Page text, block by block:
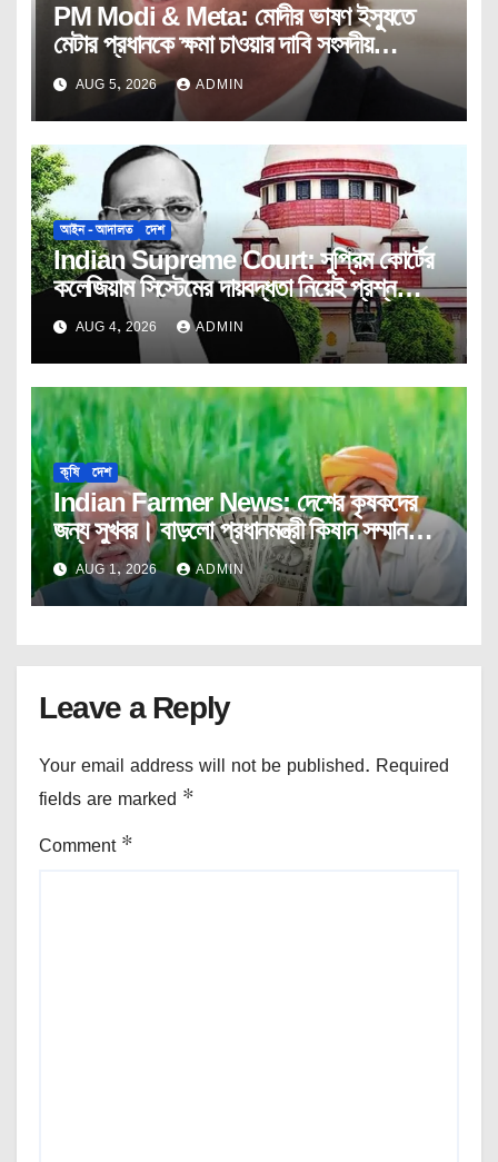
PM Modi & Meta: মোদীর ভাষণ ইস্যুতে
মেটার প্রধানকে ক্ষমা চাওয়ার দাবি সংসদীয়
প্যানেলের।
AUG 5, 2026 ADMIN
আইন - আদালত দেশ
Indian Supreme Court: সুপ্রিম কোর্টের
কলেজিয়াম সিস্টেমের দায়বদ্ধতা নিয়েই প্রশ্ন
তুললেন বিচারপতি উজ্জ্বল ভূঁইয়া।
AUG 4, 2026 ADMIN
কৃষি দেশ
Indian Farmer News: দেশের কৃষকদের
জন্য সুখবর। বাড়লো প্রধানমন্ত্রী কিষান সম্মান
নিধি’ প্রকল্পের মেয়াদ।
AUG 1, 2026 ADMIN
Leave a Reply
Your email address will not be published. Required
fields are marked *
Comment *